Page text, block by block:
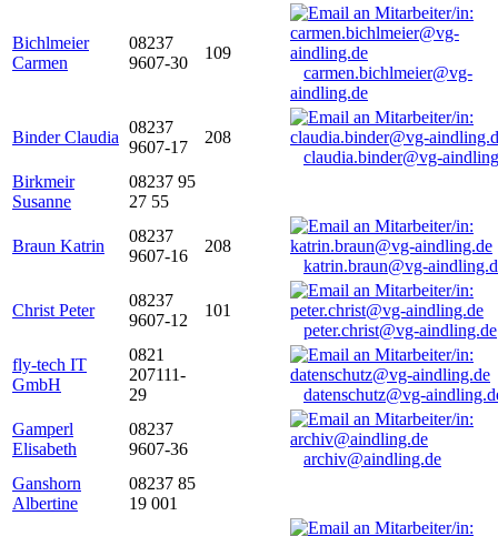
Bichlmeier
Carmen
08237
9607-30
109
carmen.bichlmeier@vg-
aindling.de
Binder Claudia
08237
9607-17
208
claudia.binder@vg-
Birkmeir
Susanne
08237 95
27 55
Braun Katrin
08237
9607-16
208
katrin.braun@vg-
Christ Peter
08237
9607-12
101
peter.christ@vg-aindling.de
fly-tech IT
GmbH
0821
207111-
29
datenschutz@vg-
Gamperl
Elisabeth
08237
9607-36
archiv@aindling.de
Ganshorn
Albertine
08237 85
19 001